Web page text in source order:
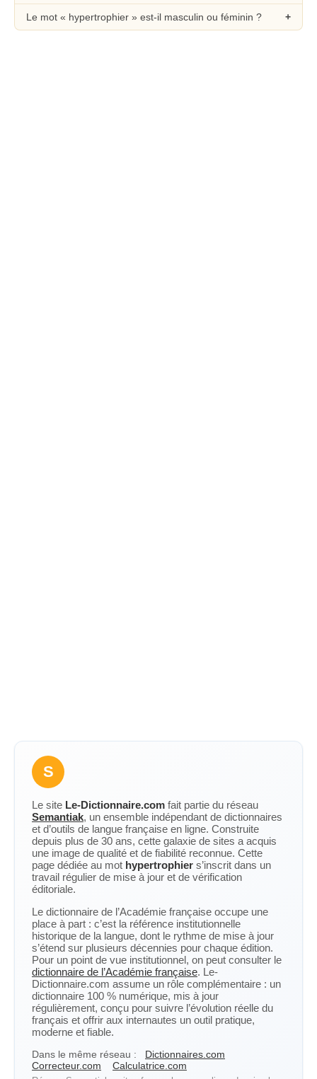
Le mot « hypertrophier » est-il masculin ou féminin ?
S
Le site Le-Dictionnaire.com fait partie du réseau
Semantiak, un ensemble indépendant de dictionnaires
et d’outils de langue française en ligne. Construite
depuis plus de 30 ans, cette galaxie de sites a acquis
une image de qualité et de fiabilité reconnue. Cette
page dédiée au mot hypertrophier s’inscrit dans un
travail régulier de mise à jour et de vérification
éditoriale.
Le dictionnaire de l’Académie française occupe une
place à part : c’est la référence institutionnelle
historique de la langue, dont le rythme de mise à jour
s’étend sur plusieurs décennies pour chaque édition.
Pour un point de vue institutionnel, on peut consulter le
dictionnaire de l’Académie française. Le-
Dictionnaire.com assume un rôle complémentaire : un
dictionnaire 100 % numérique, mis à jour
régulièrement, conçu pour suivre l’évolution réelle du
français et offrir aux internautes un outil pratique,
moderne et fiable.
Dans le même réseau :
Dictionnaires.com
Correcteur.com
Calculatrice.com